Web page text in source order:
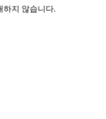
하지 않습니다.